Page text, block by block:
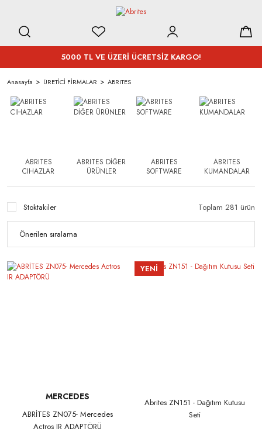
5000 TL VE ÜZERİ ÜCRETSİZ KARGO!
Anasayfa ÜRETİCİ FİRMALAR ABRITES
ABRITES
CIHAZLAR
ABRITES DİĞER
ÜRÜNLER
ABRITES
SOFTWARE
ABRITES
KUMANDALAR
Stoktakiler Toplam 281 ürün
MERCEDES
ABRİTES ZN075- Mercedes
Actros IR ADAPTÖRÜ
YENİ
Abrites ZN151 - Dağıtım Kutusu
Seti